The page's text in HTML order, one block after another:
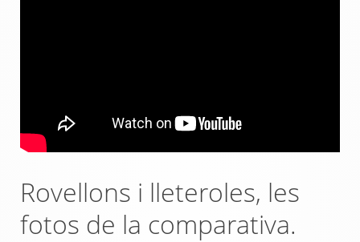
Rovellons i lleteroles, les
fotos de la comparativa.